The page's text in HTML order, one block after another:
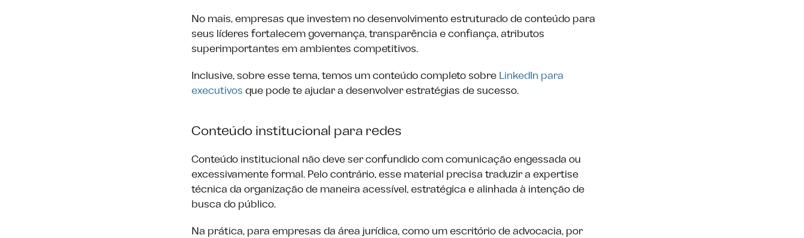
No mais, empresas que investem no desenvolvimento estruturado de conteúdo para
seus líderes fortalecem governança, transparência e confiança, atributos
superimportantes em ambientes competitivos.
Inclusive, sobre esse tema, temos um conteúdo completo sobre LinkedIn para
executivos que pode te ajudar a desenvolver estratégias de sucesso.
Conteúdo institucional para redes
Conteúdo institucional não deve ser confundido com comunicação engessada ou
excessivamente formal. Pelo contrário, esse material precisa traduzir a expertise
técnica da organização de maneira acessível, estratégica e alinhada à intenção de
busca do público.
Na prática, para empresas da área jurídica, como um escritório de advocacia, por